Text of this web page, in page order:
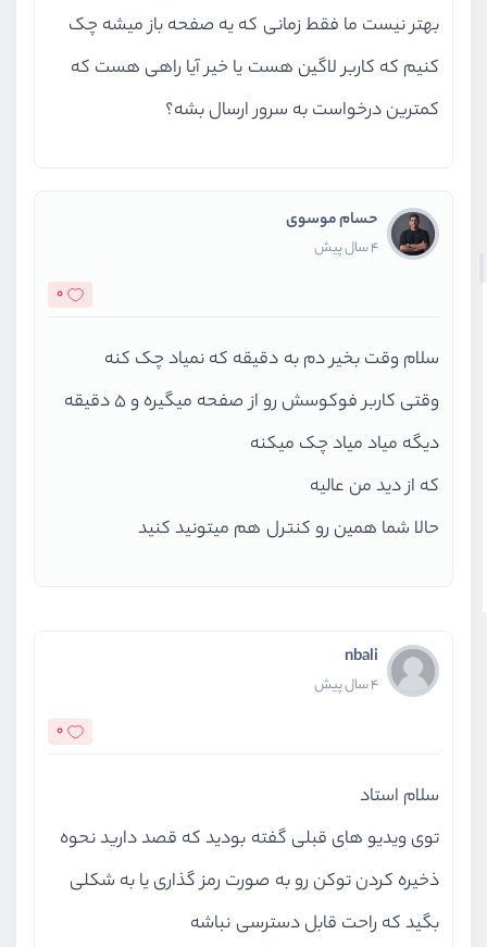
بهتر نیست ما فقط زمانی که یه صفحه باز میشه چک
کنیم که کاربر لاگین هست یا خیر آیا راهی هست که
کمترین درخواست به سرور ارسال بشه؟
حسام موسوی
4 سال پیش
0
سلام وقت بخیر دم به دقیقه که نمیاد چک کنه
وقتی کاربر فوکوسش رو از صفحه میگیره و ۵ دقیقه
دیگه میاد میاد چک میکنه
که از دید من عالیه
حالا شما همین رو کنترل هم میتونید کنید
nbali
4 سال پیش
0
سلام استاد
توی ویدیو های قبلی گفته بودید که قصد دارید نحوه
ذخیره کردن توکن رو به صورت رمز گذاری یا به شکلی
بگید که راحت قابل دسترسی نباشه